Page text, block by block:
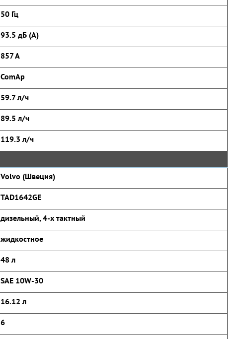
50 Гц
93.5 дБ (А)
857 А
ComAp
59.7 л/ч
89.5 л/ч
119.3 л/ч
Volvo (Швеция)
TAD1642GE
дизельный, 4-х тактный
жидкостное
48 л
SAE 10W-30
16.12 л
6